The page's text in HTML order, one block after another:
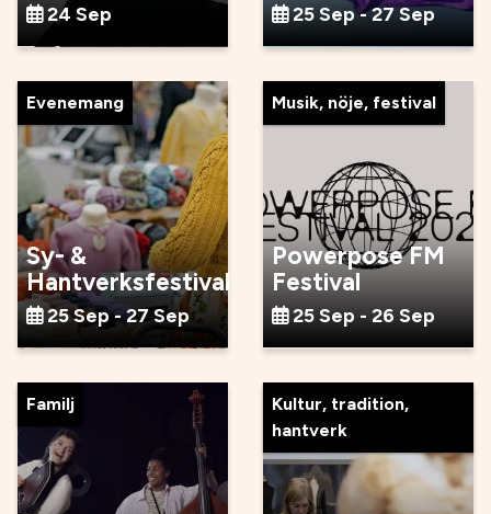
24 Sep 25 Sep - 27 Sep
Evenemang
Sy- &
Hantverksfestival
25 Sep - 27 Sep
Musik, nöje, festival
Powerpose FM
Festival
25 Sep - 26 Sep
Familj
Kultur, tradition,
hantverk